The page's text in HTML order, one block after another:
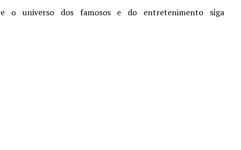
universo dos famosos e do entretenimento siga